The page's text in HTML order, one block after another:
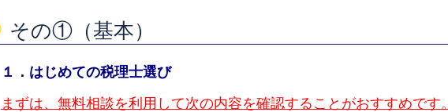
その①（基本）
１．はじめての税理士選び
まずは、無料相談を利用して次の内容を確認することがおすすめです。